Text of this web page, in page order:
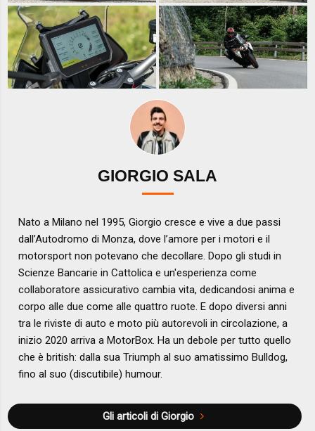
GIORGIO SALA
Nato a Milano nel 1995, Giorgio cresce e vive a due passi
dall’Autodromo di Monza, dove l’amore per i motori e il
motorsport non potevano che decollare. Dopo gli studi in
Scienze Bancarie in Cattolica e un'esperienza come
collaboratore assicurativo cambia vita, dedicandosi anima e
corpo alle due come alle quattro ruote. E dopo diversi anni
tra le riviste di auto e moto più autorevoli in circolazione, a
inizio 2020 arriva a MotorBox. Ha un debole per tutto quello
che è british: dalla sua Triumph al suo amatissimo Bulldog,
fino al suo (discutibile) humour.
Gli articoli di Giorgio